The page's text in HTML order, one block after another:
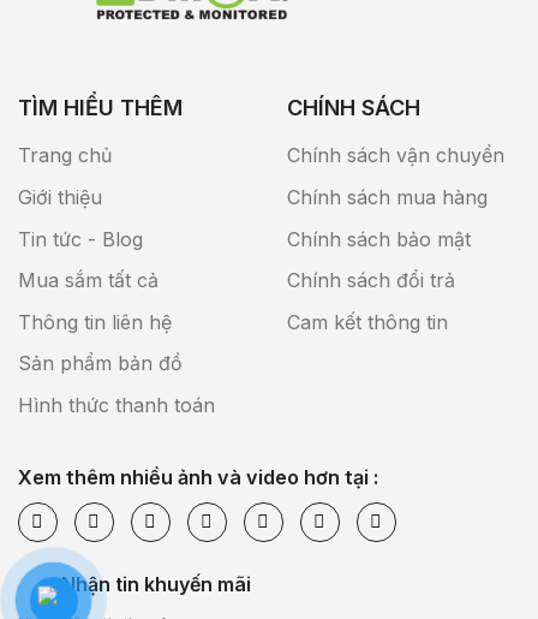
TÌM HIỂU THÊM
Trang chủ
Giới thiệu
Tin tức - Blog
Mua sắm tất cả
Thông tin liên hệ
Sản phẩm bản đồ
Hình thức thanh toán
CHÍNH SÁCH
Chính sách vận chuyển
Chính sách mua hàng
Chính sách bảo mật
Chính sách đổi trả
Cam kết thông tin
Xem thêm nhiều ảnh và video hơn tại :
Nhận tin khuyến mãi